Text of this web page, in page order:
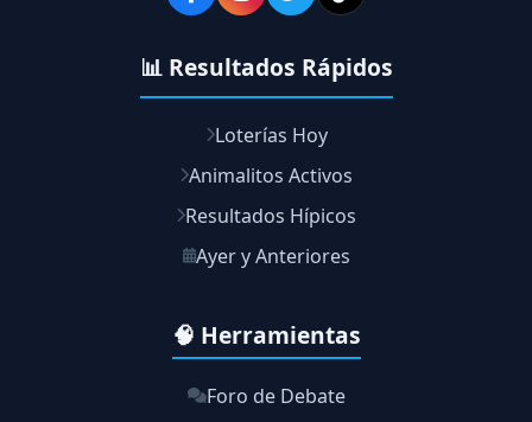
📊 Resultados Rápidos
Loterías Hoy
Animalitos Activos
Resultados Hípicos
Ayer y Anteriores
🧠 Herramientas
Foro de Debate